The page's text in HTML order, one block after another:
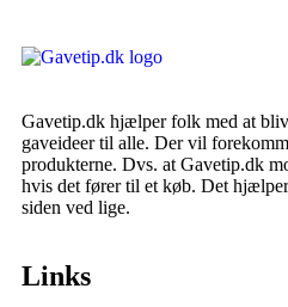
Gavetip.dk hjælper folk med at
gaveideer til alle. Der vil
produkterne. Dvs. at Gavetip.dk
hvis det fører til et køb. Det
siden ved lige.
Links